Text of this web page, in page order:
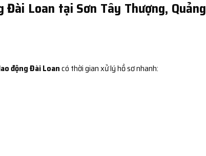
Loan tại Sơn Tây Thượng, Quảng
động Đài Loancó thời gian xử lý hồ sơ nhanh: